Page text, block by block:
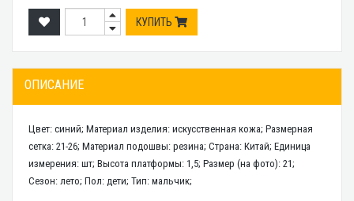
КУПИТЬ
ОПИСАНИЕ
Цвет: синий; Материал изделия: искусственная кожа; Размерная
сетка: 21-26; Материал подошвы: резина; Страна: Китай; Единица
измерения: шт; Высота платформы: 1,5; Размер (на фото): 21;
Сезон: лето; Пол: дети; Тип: мальчик;